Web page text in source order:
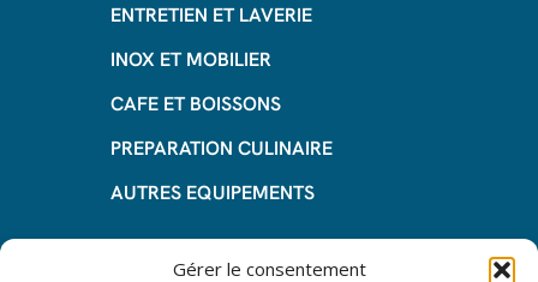
Gérer le consentement
ENTRETIEN ET LAVERIE
INOX ET MOBILIER
CAFE ET BOISSONS
PREPARATION CULINAIRE
AUTRES EQUIPEMENTS
Informations